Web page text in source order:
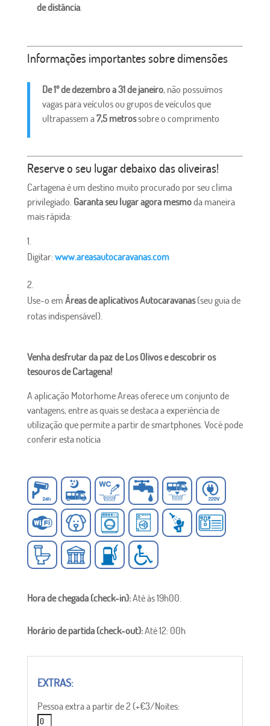
de distância.
Informações importantes sobre dimensões
De 1º de dezembro a 31 de janeiro, não possuímos
vagas para veículos ou grupos de veículos que
ultrapassem a7,5 metrossobre o comprimento
Reserve o seu lugar debaixo das oliveiras!
Cartagena é um destino muito procurado por seu clima
privilegiado. Garanta seu lugar agora mesmoda maneira
mais rápida:
Digitar:www.areasautocaravanas.com
Use-o em Áreas de aplicativos Autocaravanas(seu guia de
rotas indispensável).
Venha desfrutar da paz de Los Olivos e descobrir os
tesouros de Cartagena!
A aplicação Motorhome Areas oferece um conjunto de
vantagens, entre as quais se destaca a experiência de
utilização que permite a partir de smartphones. Você pode
conferir esta notícia
Hora de chegada (check-in):Até às 19h00.
Horário de partida (check-out):Até 12: 00h
Pessoa extra a partir de 2 (+€3/Noites: